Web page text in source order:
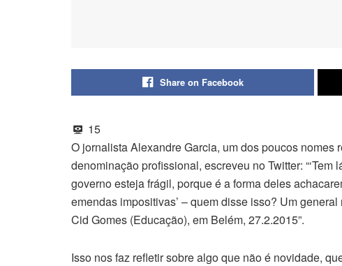
Share on Facebook
15
O jornalista Alexandre Garcia, um dos poucos nomes
denominação profissional, escreveu no Twitter:
governo esteja frágil, porque é a forma deles
emendas impositivas’ – quem disse isso? Um
Cid Gomes (Educação), em Belém, 27.2.2015”.
Isso nos faz refletir sobre algo que não é novidade,